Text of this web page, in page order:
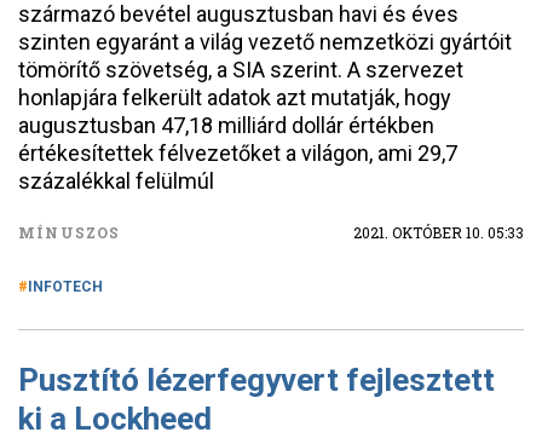
származó bevétel augusztusban havi és éves
szinten egyaránt a világ vezető nemzetközi gyártóit
tömörítő szövetség, a SIA szerint. A szervezet
honlapjára felkerült adatok azt mutatják, hogy
augusztusban 47,18 milliárd dollár értékben
értékesítettek félvezetőket a világon, ami 29,7
százalékkal felülmúl
MÍNUSZOS 2021. OKTÓBER 10. 05:33
INFOTECH
Pusztító lézerfegyvert fejlesztett
ki a Lockheed